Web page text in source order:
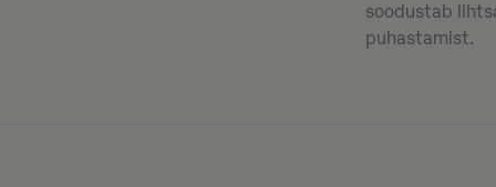
soodustab
puhastamist.